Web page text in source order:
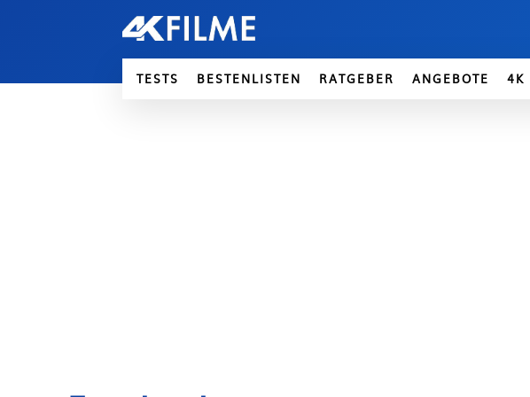
TESTS BESTENLISTEN RATGEBER ANGEBOTE 4K